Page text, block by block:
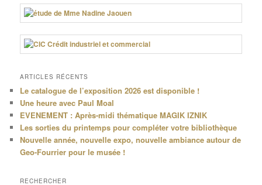
ARTICLES RÉCENTS
Le catalogue de l’exposition 2026 est disponible !
Une heure avec Paul Moal
EVENEMENT : Après-midi thématique MAGIK IZNIK
Les sorties du printemps pour compléter votre bibliothèque
Nouvelle année, nouvelle expo, nouvelle ambiance autour de
Geo-Fourrier pour le musée !
RECHERCHER